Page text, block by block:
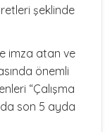
şeklinde
imza atan ve
önemli
“Çalışma
son 5 ayda